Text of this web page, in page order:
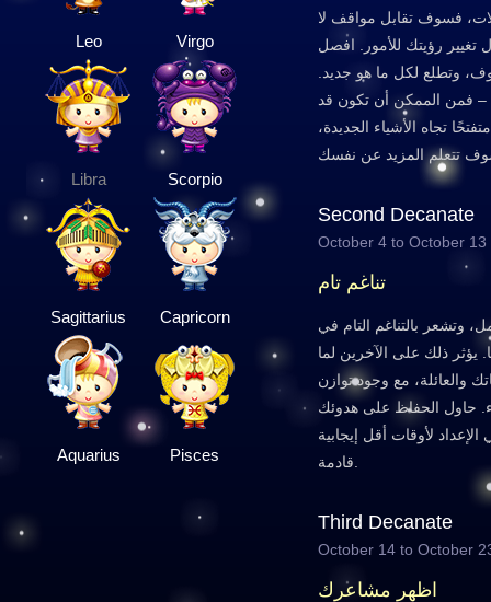
Leo Virgo
Libra Scorpio
Sagittarius Capricorn
Aquarius Pisces
فسوف تقابل مواقف لا
تغيير رؤيتك للأمور. افصل
وتطلع لكل ما هو جديد.
– فمن الممكن أن تكون قد
تجاه الأشياء الجديدة،
Second Decanate
October 4 to October 13
تناغم تام
وتشعر بالتناغم التام في
ذلك على الآخرين لما
والعائلة، مع وجود توازن
حاول الحفاظ على هدوئك
لأوقات أقل إيجابية
Third Decanate
October 14 to October
اظهر مشاعرك